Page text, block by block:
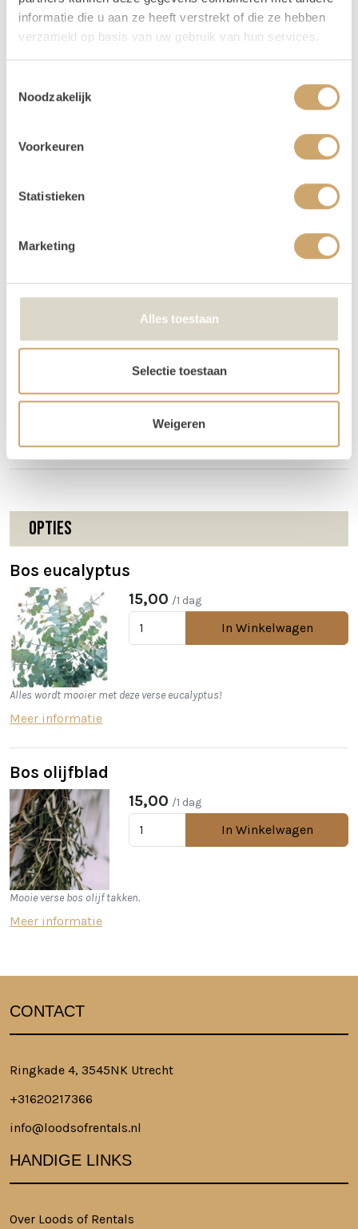
informatie die u aan ze heeft verstrekt of die ze hebben
verzameld op basis van uw gebruik van hun services.
Noodzakelijk
Voorkeuren
Statistieken
Marketing
Alles toestaan
Selectie toestaan
Weigeren
prijs van 1! Zo krijg je lekker de tijd om op en af te
bouwen. Huur je op een weekend dag (vrijdag,
gebruiksdag. Dus huur je op 25 april, kies dan van 25
april t/m 25 april. De andere dagen krijg je van ons
Betalen kan via iDeal of op factuur. Je boeking is
Je kunt de items laten bezorgen of zelf in Utrecht
orderbedrag boven de €300 krijg je korting op de
Is er iets beschadigd? Dat kan gebeuren. Helaas
Lees hier alle veelgestelde vragen over
het huren bij Loods of Rentals
Disclaimer: Dit product is een verhuurproduct en kan gebruikssporen bevatten zoals krassen, deuken
Opties
Bos eucalyptus
15,00 /1 dag
In Winkelwagen
Alles wordt mooier met deze verse eucalyptus!
Meer informatie
Bos olijfblad
15,00 /1 dag
In Winkelwagen
Mooie verse bos olijf takken.
Meer informatie
CONTACT
Ringkade 4, 3545NK Utrecht
+31620217366
info@loodsofrentals.nl
HANDIGE LINKS
Over Loods of Rentals